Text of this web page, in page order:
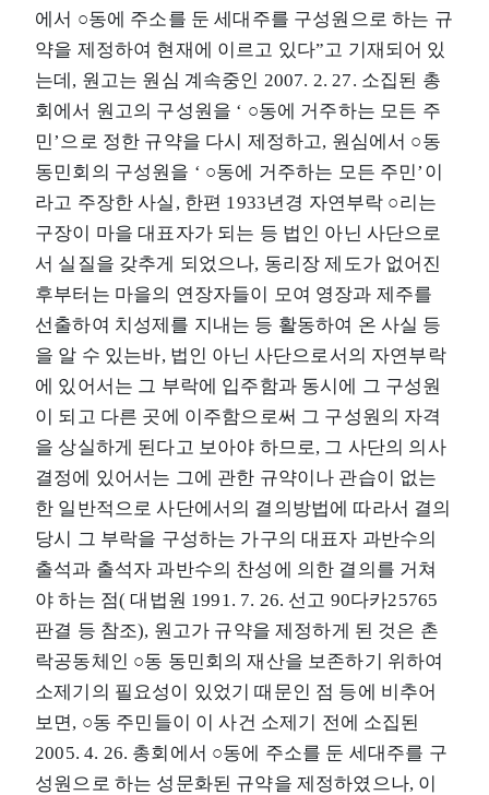
에서 ○동에 주소를 둔 세대주를 구성원으로 하는 규
약을 제정하여 현재에 이르고 있다”고 기재되어 있
는데, 원고는 원심 계속중인 2007. 2. 27. 소집된 총
회에서 원고의 구성원을 ‘ ○동에 거주하는 모든 주
민’으로 정한 규약을 다시 제정하고, 원심에서 ○동
동민회의 구성원을 ‘ ○동에 거주하는 모든 주민’이
라고 주장한 사실, 한편 1933년경 자연부락 ○리는
구장이 마을 대표자가 되는 등 법인 아닌 사단으로
서 실질을 갖추게 되었으나, 동리장 제도가 없어진
후부터는 마을의 연장자들이 모여 영장과 제주를
선출하여 치성제를 지내는 등 활동하여 온 사실 등
을 알 수 있는바, 법인 아닌 사단으로서의 자연부락
에 있어서는 그 부락에 입주함과 동시에 그 구성원
이 되고 다른 곳에 이주함으로써 그 구성원의 자격
을 상실하게 된다고 보아야 하므로, 그 사단의 의사
결정에 있어서는 그에 관한 규약이나 관습이 없는
한 일반적으로 사단에서의 결의방법에 따라서 결의
당시 그 부락을 구성하는 가구의 대표자 과반수의
출석과 출석자 과반수의 찬성에 의한 결의를 거쳐
야 하는 점( 대법원 1991. 7. 26. 선고 90다카25765
판결 등 참조), 원고가 규약을 제정하게 된 것은 촌
락공동체인 ○동 동민회의 재산을 보존하기 위하여
소제기의 필요성이 있었기 때문인 점 등에 비추어
보면, ○동 주민들이 이 사건 소제기 전에 소집된
2005. 4. 26. 총회에서 ○동에 주소를 둔 세대주를 구
성원으로 하는 성문화된 규약을 제정하였으나, 이